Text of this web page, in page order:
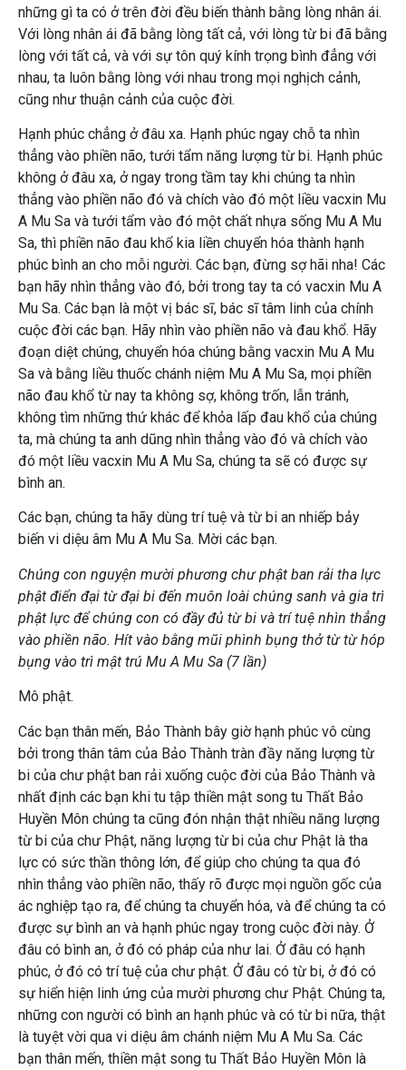
những gì ta có ở trên đời đều biến thành bằng lòng nhân ái.
Với lòng nhân ái đã bằng lòng tất cả, với lòng từ bi đã bằng
lòng với tất cả, và với sự tôn quý kính trọng bình đẳng với
nhau, ta luôn bằng lòng với nhau trong mọi nghịch cảnh,
cũng như thuận cảnh của cuộc đời.
Hạnh phúc chẳng ở đâu xa. Hạnh phúc ngay chỗ ta nhìn
thẳng vào phiền não, tưới tẩm năng lượng từ bi. Hạnh phúc
không ở đâu xa, ở ngay trong tầm tay khi chúng ta nhìn
thẳng vào phiền não đó và chích vào đó một liều vacxin Mu
A Mu Sa và tưới tẩm vào đó một chất nhựa sống Mu A Mu
Sa, thì phiền não đau khổ kia liền chuyển hóa thành hạnh
phúc bình an cho mỗi người. Các bạn, đừng sợ hãi nha! Các
bạn hãy nhìn thẳng vào đó, bởi trong tay ta có vacxin Mu A
Mu Sa. Các bạn là một vị bác sĩ, bác sĩ tâm linh của chính
cuộc đời các bạn. Hãy nhìn vào phiền não và đau khổ. Hãy
đoạn diệt chúng, chuyển hóa chúng bằng vacxin Mu A Mu
Sa và bằng liều thuốc chánh niệm Mu A Mu Sa, mọi phiền
não đau khổ từ nay ta không sợ, không trốn, lẫn tránh,
không tìm những thứ khác để khỏa lấp đau khổ của chúng
ta, mà chúng ta anh dũng nhìn thẳng vào đó và chích vào
đó một liều vacxin Mu A Mu Sa, chúng ta sẽ có được sự
bình an.
Các bạn, chúng ta hãy dùng trí tuệ và từ bi an nhiếp bảy
biến vi diệu âm Mu A Mu Sa. Mời các bạn.
Chúng con nguyện mười phương chư phật ban rải tha lực
phật điển đại từ đại bi đến muôn loài chúng sanh và gia trì
phật lực để chúng con có đầy đủ từ bi và trí tuệ nhìn thẳng
vào phiền não. Hít vào bằng mũi phình bụng thở từ từ hóp
bụng vào trì mật trú Mu A Mu Sa (7 lần)
Mô phật.
Các bạn thân mến, Bảo Thành bây giờ hạnh phúc vô cùng
bởi trong thân tâm của Bảo Thành tràn đầy năng lượng từ
bi của chư phật ban rải xuống cuộc đời của Bảo Thành và
nhất định các bạn khi tu tập thiền mật song tu Thất Bảo
Huyền Môn chúng ta cũng đón nhận thật nhiều năng lượng
từ bi của chư Phật, năng lượng từ bi của chư Phật là tha
lực có sức thần thông lớn, để giúp cho chúng ta qua đó
nhìn thẳng vào phiền não, thấy rõ được mọi nguồn gốc của
ác nghiệp tạo ra, để chúng ta chuyển hóa, và để chúng ta có
được sự bình an và hạnh phúc ngay trong cuộc đời này. Ở
đâu có bình an, ở đó có pháp của như lai. Ở đâu có hạnh
phúc, ở đó có trí tuệ của chư phật. Ở đâu có từ bi, ở đó có
sự hiển hiện linh ứng của mười phương chư Phật. Chúng ta,
những con người có bình an hạnh phúc và có từ bi nữa, thật
là tuyệt vời qua vi diệu âm chánh niệm Mu A Mu Sa. Các
bạn thân mến, thiền mật song tu Thất Bảo Huyền Môn là